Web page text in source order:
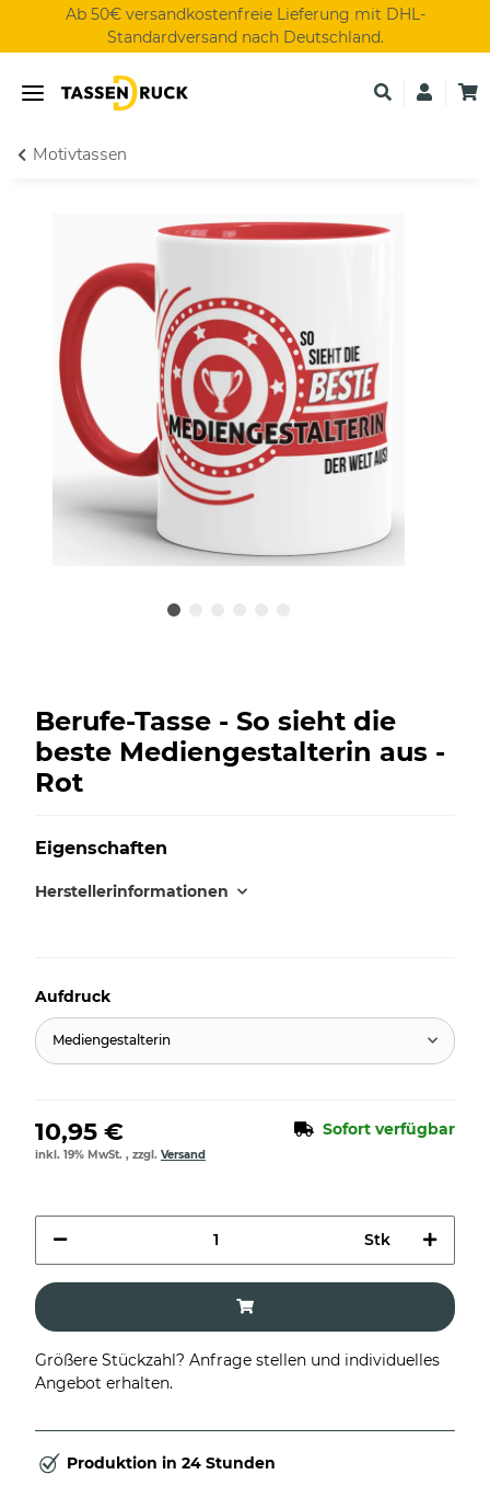
Ab 50€ versandkostenfreie Lieferung mit DHL-
Standardversand nach Deutschland.
Motivtassen
Berufe-Tasse - So sieht die
beste Mediengestalterin aus -
Rot
Eigenschaften
Herstellerinformationen
Aufdruck
Mediengestalterin
10,95 € Sofort verfügbar
inkl. 19% MwSt. , zzgl. Versand
Stk
Größere Stückzahl? Anfrage stellen und individuelles
Angebot erhalten.
Produktion in 24 Stunden